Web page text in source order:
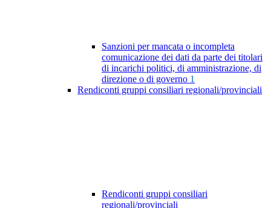
Sanzioni per mancata o incompleta
comunicazione dei dati da parte dei titolari
di incarichi politici, di amministrazione, di
direzione o di governo 1
Rendiconti gruppi consiliari regionali/provinciali
Rendiconti gruppi consiliari
regionali/provinciali